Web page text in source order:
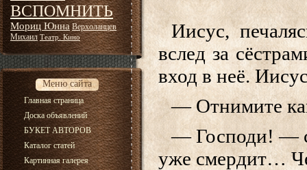
ВСПОМНИТЬ
Мориц Юнна Верхоланцев
Михаил Театр. Кино
Меню сайта
Главная страница
Доска объявлений
БУКЕТ АВТОРОВ
Каталог статей
Картинная галерея
Иисус,
вслед за
вход в неё.
— Отнимите
— Господи! —
уже смердит…